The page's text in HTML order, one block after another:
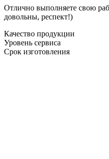
Отлично выполняете свою
довольны, респект!)
Качество продукции
Уровень сервиса
Срок изготовления